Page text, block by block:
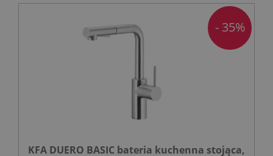
KFA DUERO BASIC bateria kuchenna stojąca,
- 35%